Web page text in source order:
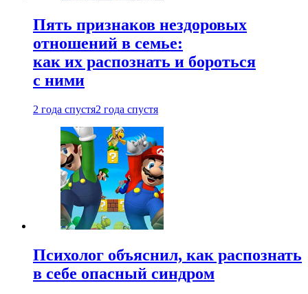
Пять признаков нездоровых
отношений в семье:
как их распознать и бороться
с ними
2 года спустя2 года спустя
Психолог объяснил, как распознать
в себе опасный синдром